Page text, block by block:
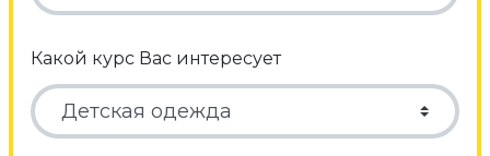
Какой курс Вас интересует